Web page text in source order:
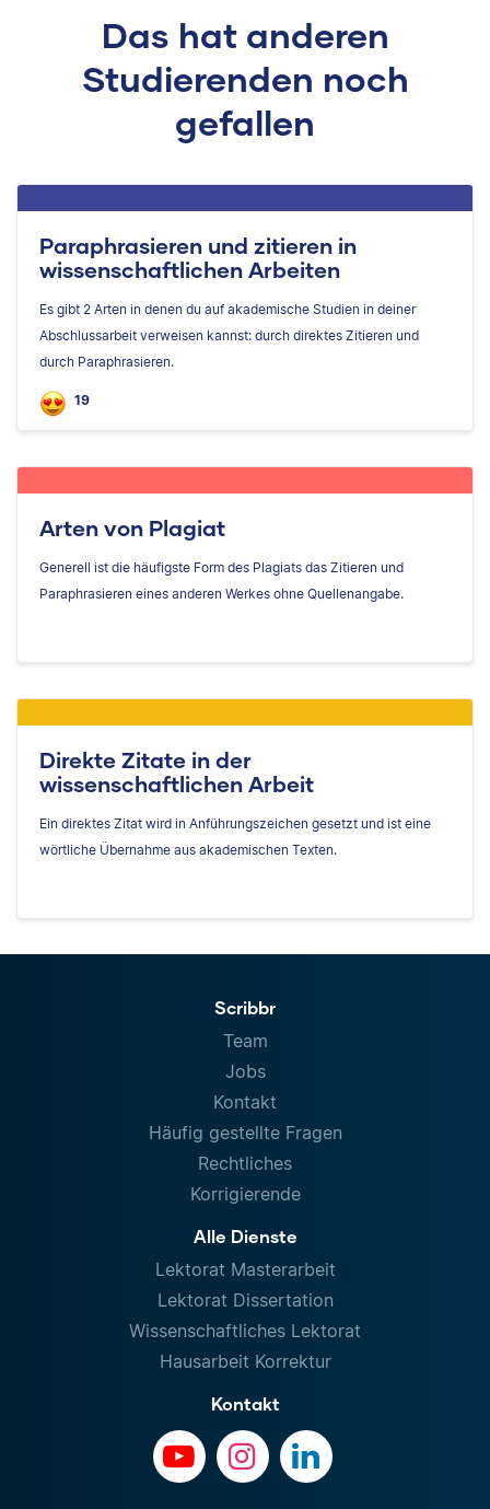
Das hat anderen
Studierenden noch
gefallen
Paraphrasieren und zitieren in
wissenschaftlichen Arbeiten
Es gibt 2 Arten in denen du auf akademische Studien in deiner
Abschlussarbeit verweisen kannst: durch direktes Zitieren und
durch Paraphrasieren.
19
Arten von Plagiat
Generell ist die häufigste Form des Plagiats das Zitieren und
Paraphrasieren eines anderen Werkes ohne Quellenangabe.
Direkte Zitate in der
wissenschaftlichen Arbeit
Ein direktes Zitat wird in Anführungszeichen gesetzt und ist eine
wörtliche Übernahme aus akademischen Texten.
Scribbr
Team
Jobs
Kontakt
Häufig gestellte Fragen
Rechtliches
Korrigierende
Alle Dienste
Lektorat Masterarbeit
Lektorat Dissertation
Wissenschaftliches Lektorat
Hausarbeit Korrektur
Kontakt